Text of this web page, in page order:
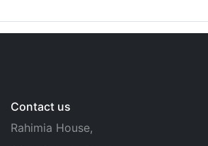
Contact us
Rahimia House,